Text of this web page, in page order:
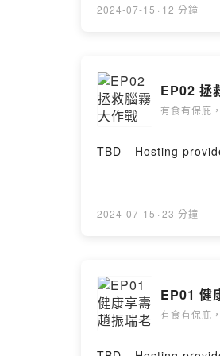
2024-07-15 · 12 分鐘
EP02 拯
有食有保庇
TBD --Hosting
2024-07-15 · 23 分鐘
EP01 健
有食有保庇